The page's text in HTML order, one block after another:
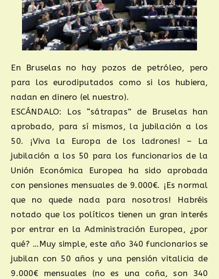
En Bruselas no hay pozos de petróleo, pero
para los eurodiputados como si los hubiera,
nadan en dinero (el nuestro).
ESCÁNDALO: Los “sátrapas” de Bruselas han
aprobado, para sí mismos, la jubilación a los
50. ¡Viva la Europa de los ladrones! – La
jubilación a los 50 para los funcionarios de la
Unión Económica Europea ha sido aprobada
con pensiones mensuales de 9.000€. ¡Es normal
que no quede nada para nosotros! Habréis
notado que los políticos tienen un gran interés
por entrar en la Administración Europea, ¿por
qué? …Muy simple, este año 340 funcionarios se
jubilan con 50 años y una pensión vitalicia de
9.000€ mensuales (no es una coña, son 340